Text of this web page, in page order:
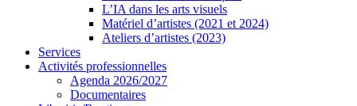
L’IA dans les arts visuels
Matériel d’artistes (2021 et 2024)
Ateliers d’artistes (2023)
Services
Activités professionnelles
Agenda 2026/2027
Documentaires